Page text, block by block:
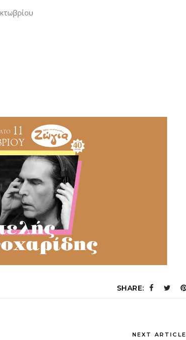
SHARE:
NEXT ARTICLE